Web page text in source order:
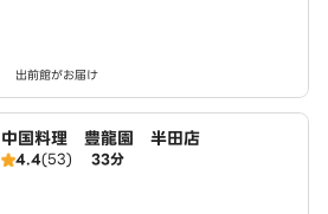
出前館がお届け
中国料理 豊龍園 半田店
4.4(53) 33分